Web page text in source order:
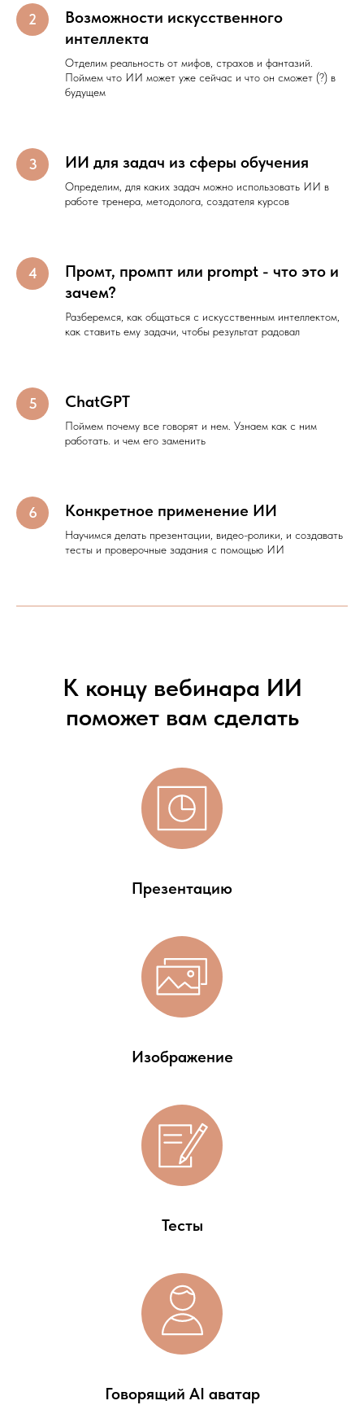
Возможности искусственного
интеллекта
Отделим реальность от мифов, страхов и фантазий.
Поймем что ИИ может уже сейчас и что он сможет (?) в
будущем
ИИ для задач из сферы обучения
Определим, для каких задач можно использовать ИИ в
работе тренера, методолога, создателя курсов
Промт, промпт или prompt - что это и
зачем?
Разберемся, как общаться с искусственным интеллектом,
как ставить ему задачи, чтобы результат радовал
ChatGPT
Поймем почему все говорят и нем. Узнаем как с ним
работать. и чем его заменить
Конкретное применение ИИ
Научимся делать презентации, видео-ролики, и создавать
тесты и проверочные задания с помощью ИИ
К концу вебинара ИИ
поможет вам сделать
Презентацию
Изображение
Тесты
Говорящий AI аватар